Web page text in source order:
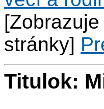
stránky]
Titulok: